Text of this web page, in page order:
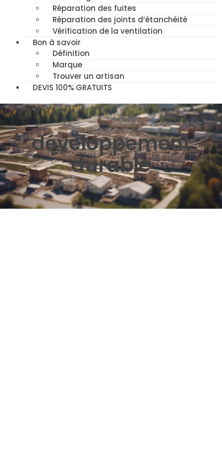
Réparation des fuites
Réparation des joints d’étanchéité
Vérification de la ventilation
Bon à savoir
Définition
Marque
Trouver un artisan
DEVIS 100% GRATUITS
développement
durable